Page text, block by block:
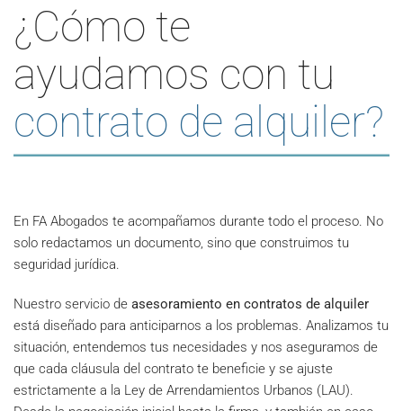
¿Cómo te
ayudamos con tu
contrato de alquiler?
En FA Abogados te acompañamos durante todo el proceso. No
solo redactamos un documento, sino que construimos tu
seguridad jurídica.
Nuestro servicio de asesoramiento en contratos de alquiler
está diseñado para anticiparnos a los problemas. Analizamos tu
situación, entendemos tus necesidades y nos aseguramos de
que cada cláusula del contrato te beneficie y se ajuste
estrictamente a la Ley de Arrendamientos Urbanos (LAU).